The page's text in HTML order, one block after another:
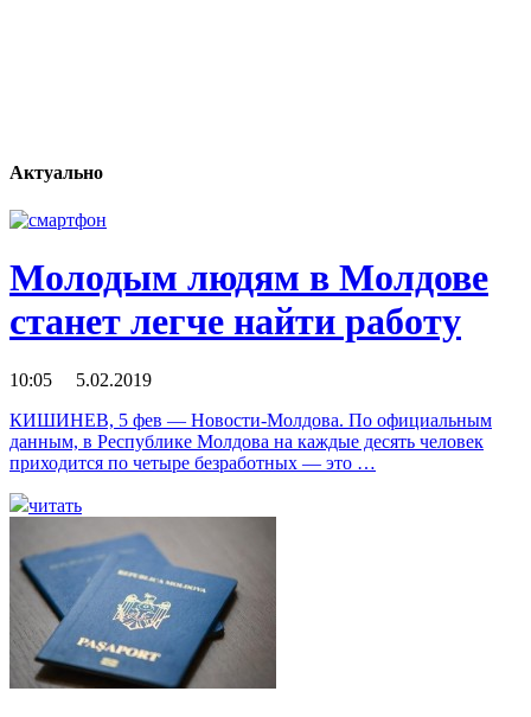
Актуально
Молодым людям в Молдове
станет легче найти работу
10:05 5.02.2019
КИШИНЕВ, 5 фев — Новости-Молдова. По официальным
данным, в Республике Молдова на каждые десять человек
приходится по четыре безработных — это …
читать